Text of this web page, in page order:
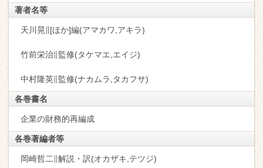
著者名等
天川晃∥[ほか]編(アマカワ,アキラ)
竹前栄治∥監修(タケマエ,エイジ)
中村隆英∥監修(ナカムラ,タカフサ)
各巻書名
企業の財務的再編成
各巻著編者等
岡崎哲二∥解説・訳(オカザキ,テツジ)